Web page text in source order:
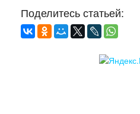
Поделитесь статьей: